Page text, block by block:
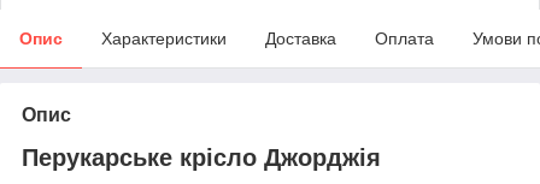
Опис Характеристики Доставка Оплата Умови
Опис
Перукарське крісло Джорджія